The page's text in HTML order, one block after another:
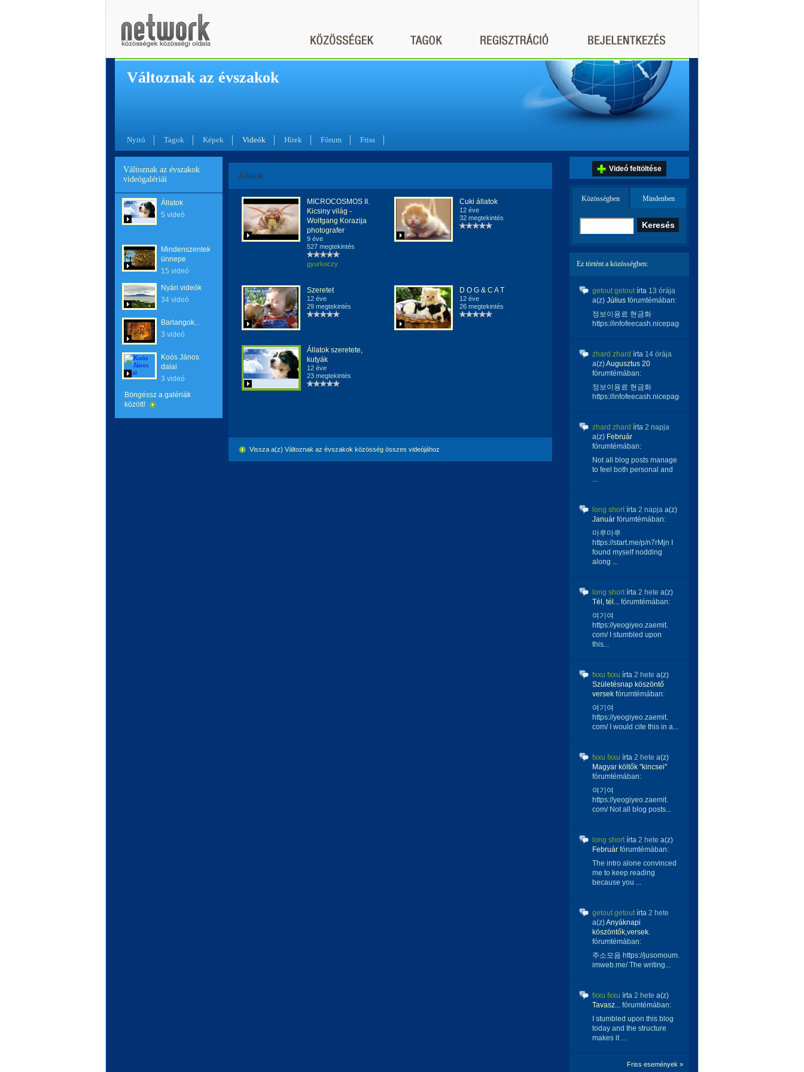
Változnak az évszakok
Nyitó Tagok Képek Videók Hírek Fórum Friss
Változnak az évszakok
videógalériái
Állatok
5 videó
Mindenszentek
ünnepe
15 videó
Nyári videók
34 videó
Barlangok...
3 videó
Koós János
dalai
3 videó
Böngéssz a galériák
között!
Állatok
MICROCOSMOS II.
Kicsiny világ -
Wolfgang Korazija
photografer
9 éve
527 megtekintés
gyurkoczy
Cuki állatok
12 éve
32 megtekintés
Szeretet
12 éve
29 megtekintés
D O G & C A T
12 éve
26 megtekintés
Állatok szeretete,
kutyák
12 éve
23 megtekintés
Vissza a(z) Változnak az évszakok közösség összes videójához
Videó feltöltése
Közösségben Mindenben
Ez történt a közösségben:
getout getoutírta 13 órája
a(z) Július fórumtémában:
정보이용료 현금화
https://infofeecash.nicepage...
zhard zhard írta 14 órája
a(z)Augusztus 20
fórumtémában:
정보이용료 현금화
https://infofeecash.nicepage...
zhard zhard írta 2 napja
a(z) Február
fórumtémában:
Not all blog posts manage
to feel both personal and
...
long shortírta 2 napja a(z)
Január fórumtémában:
마루마루
https://start.me/p/n7rMjn I
found myself nodding
along ...
long shortírta 2 hete a(z)
Tél, tél... fórumtémában:
여기여
https://yeogiyeo.zaemit.
com/ I stumbled upon
this...
fxxu fxxu írta 2 hete a(z)
Születésnap köszöntő
versek fórumtémában:
여기여
https://yeogiyeo.zaemit.
com/ I would cite this in a...
fxxu fxxu írta 2 hete a(z)
Magyar költők "kincsei"
fórumtémában:
여기여
https://yeogiyeo.zaemit.
com/ Not all blog posts...
long shortírta 2 hete a(z)
Február fórumtémában:
The intro alone convinced
me to keep reading
because you ...
getout getoutírta 2 hete
a(z)Anyáknapi
köszöntők,versek.
fórumtémában:
주소모음 https://jusomoum.
imweb.me/ The writing...
fxxu fxxu írta 2 hete a(z)
Tavasz... fórumtémában:
I stumbled upon this blog
today and the structure
makes it ...
Friss események »